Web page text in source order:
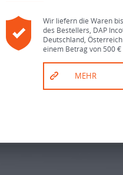
Wir liefern die Waren
des Bestellers, DAP
Deutschland,
einem Betrag von 500
MEHR